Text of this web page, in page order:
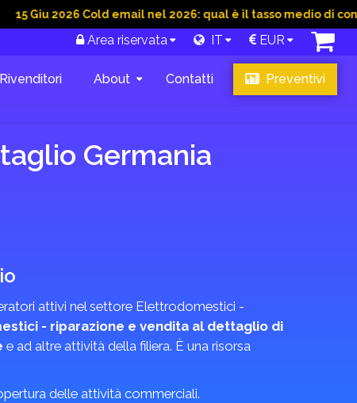
Cold email nel 2026: qual è il tasso medio di conversione
Area riservata IT EUR
Rivenditori About Contatti Preventivi
Germania
attivi nel settore Elettrodomestici -
- riparazione e vendita al dettaglio di
e ad altre attività della filiera. È una risorsa
delle attività commerciali.